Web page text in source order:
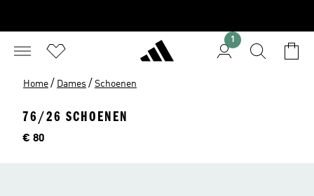
1
Home / Dames / Schoenen
76/26 SCHOENEN
Price
€ 80